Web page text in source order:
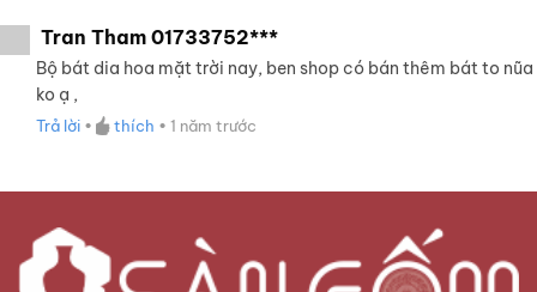
Tran Tham 01733752***
Bộ bát dia hoa mặt trời nay, ben shop có bán thêm bát to nũa
ko ạ ,
Trả lời • thích • 1 năm trước